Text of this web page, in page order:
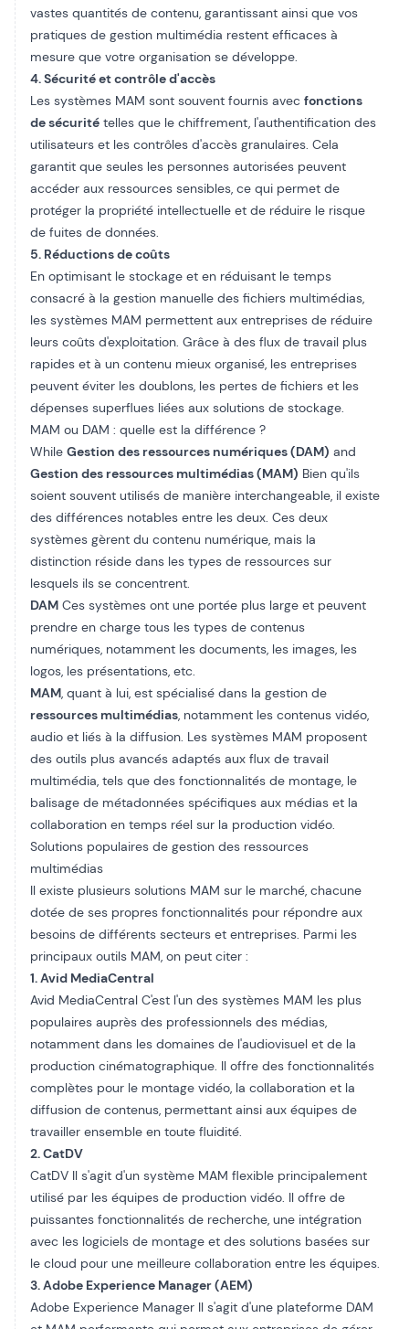
vastes quantités de contenu, garantissant ainsi que vos
pratiques de gestion multimédia restent efficaces à
mesure que votre organisation se développe.
4. Sécurité et contrôle d'accès
Les systèmes MAM sont souvent fournis avec fonctions
de sécurité telles que le chiffrement, l'authentification des
utilisateurs et les contrôles d'accès granulaires. Cela
garantit que seules les personnes autorisées peuvent
accéder aux ressources sensibles, ce qui permet de
protéger la propriété intellectuelle et de réduire le risque
de fuites de données.
5. Réductions de coûts
En optimisant le stockage et en réduisant le temps
consacré à la gestion manuelle des fichiers multimédias,
les systèmes MAM permettent aux entreprises de réduire
leurs coûts d'exploitation. Grâce à des flux de travail plus
rapides et à un contenu mieux organisé, les entreprises
peuvent éviter les doublons, les pertes de fichiers et les
dépenses superflues liées aux solutions de stockage.
MAM ou DAM : quelle est la différence ?
While Gestion des ressources numériques (DAM) and
Gestion des ressources multimédias (MAM) Bien qu'ils
soient souvent utilisés de manière interchangeable, il existe
des différences notables entre les deux. Ces deux
systèmes gèrent du contenu numérique, mais la
distinction réside dans les types de ressources sur
lesquels ils se concentrent.
DAM Ces systèmes ont une portée plus large et peuvent
prendre en charge tous les types de contenus
numériques, notamment les documents, les images, les
logos, les présentations, etc.
MAM, quant à lui, est spécialisé dans la gestion de
ressources multimédias, notamment les contenus vidéo,
audio et liés à la diffusion. Les systèmes MAM proposent
des outils plus avancés adaptés aux flux de travail
multimédia, tels que des fonctionnalités de montage, le
balisage de métadonnées spécifiques aux médias et la
collaboration en temps réel sur la production vidéo.
Solutions populaires de gestion des ressources
multimédias
Il existe plusieurs solutions MAM sur le marché, chacune
dotée de ses propres fonctionnalités pour répondre aux
besoins de différents secteurs et entreprises. Parmi les
principaux outils MAM, on peut citer :
1. Avid MediaCentral
Avid MediaCentral C'est l'un des systèmes MAM les plus
populaires auprès des professionnels des médias,
notamment dans les domaines de l'audiovisuel et de la
production cinématographique. Il offre des fonctionnalités
complètes pour le montage vidéo, la collaboration et la
diffusion de contenus, permettant ainsi aux équipes de
travailler ensemble en toute fluidité.
2. CatDV
CatDV Il s'agit d'un système MAM flexible principalement
utilisé par les équipes de production vidéo. Il offre de
puissantes fonctionnalités de recherche, une intégration
avec les logiciels de montage et des solutions basées sur
le cloud pour une meilleure collaboration entre les équipes.
3. Adobe Experience Manager (AEM)
Adobe Experience Manager Il s'agit d'une plateforme DAM